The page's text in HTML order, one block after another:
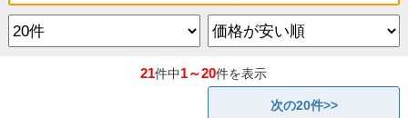
21件中1～20件を表示
次の20件>>